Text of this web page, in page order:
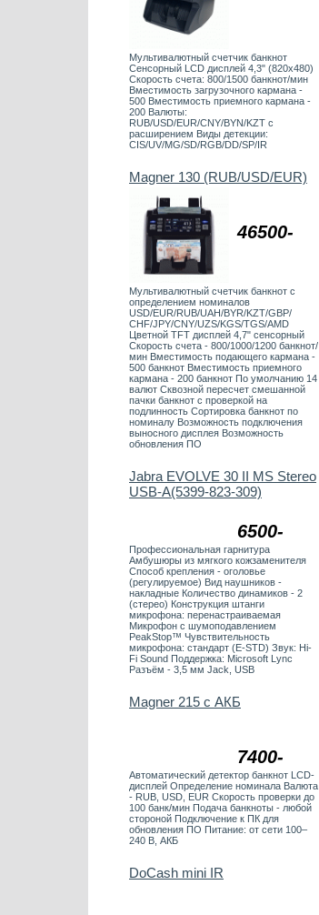
Мультивалютный счетчик банкнот
Сенсорный LCD дисплей 4,3" (820х480)
Скорость счета: 800/1500 банкнот/мин
Вместимость загрузочного кармана -
500 Вместимость приемного кармана -
200 Валюты:
RUB/USD/EUR/CNY/BYN/KZT с
расширением Виды детекции:
CIS/UV/MG/SD/RGB/DD/SP/IR
46500-
Magner 130 (RUB/USD/EUR)
Мультивалютный счетчик банкнот с
определением номиналов
USD/EUR/RUB/UAH/BYR/KZT/GBP/
CHF/JPY/CNY/UZS/KGS/TGS/AMD
Цветной TFT дисплей 4,7" сенсорный
Скорость счета - 800/1000/1200 банкнот/
мин Вместимость подающего кармана -
500 банкнот Вместимость приемного
кармана - 200 банкнот По умолчанию 14
валют Сквозной пересчет смешанной
пачки банкнот с проверкой на
подлинность Сортировка банкнот по
номиналу Возможность подключения
выносного дисплея Возможность
обновления ПО
6500-
Jabra EVOLVE 30 II MS Stereo
USB-A(5399-823-309)
Профессиональная гарнитура
Амбушюры из мягкого кожзаменителя
Способ крепления - оголовье
(регулируемое) Вид наушников -
накладные Количество динамиков - 2
(стерео) Конструкция штанги
микрофона: перенастраиваемая
Микрофон с шумоподавлением
PeakStop™ Чувствительность
микрофона: стандарт (E-STD) Звук: Hi-
Fi Sound Поддержка: Microsoft Lync
Разъём - 3,5 мм Jack, USB
7400-
Magner 215 с АКБ
Автоматический детектор банкнот LCD-
дисплей Определение номинала Валюта
- RUB, USD, EUR Скорость проверки до
100 банк/мин Подача банкноты - любой
стороной Подключение к ПК для
обновления ПО Питание: от сети 100–
240 В, АКБ
DoCash mini IR